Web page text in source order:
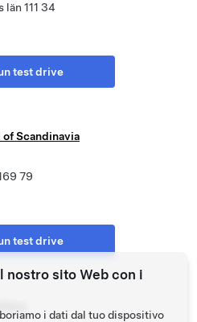
111 34
test drive
Scandinavia
79
test drive
sito Web con i
i dati dal tuo dispositivo